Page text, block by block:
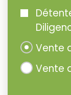
Vente
Vente